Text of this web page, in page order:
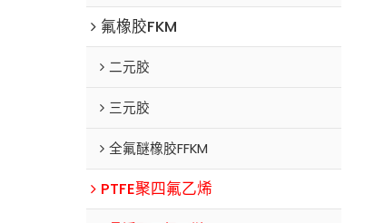
氟橡胶FKM
二元胶
三元胶
全氟醚橡胶FFKM
PTFE聚四氟乙烯